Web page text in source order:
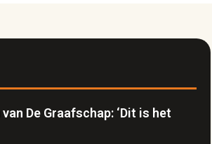
De Graafschap: ‘Dit is het